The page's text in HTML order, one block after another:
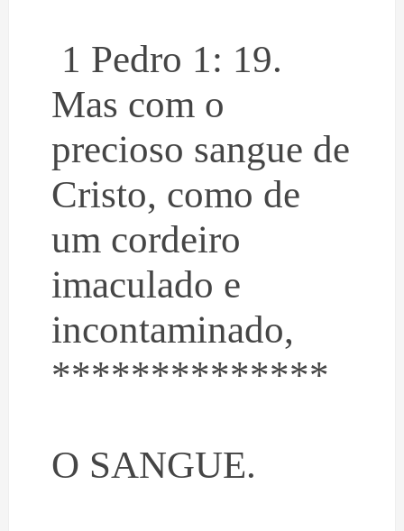
1 Pedro 1: 19.
Mas com o
precioso sangue de
Cristo, como de
um cordeiro
imaculado e
incontaminado,
**************
O SANGUE.